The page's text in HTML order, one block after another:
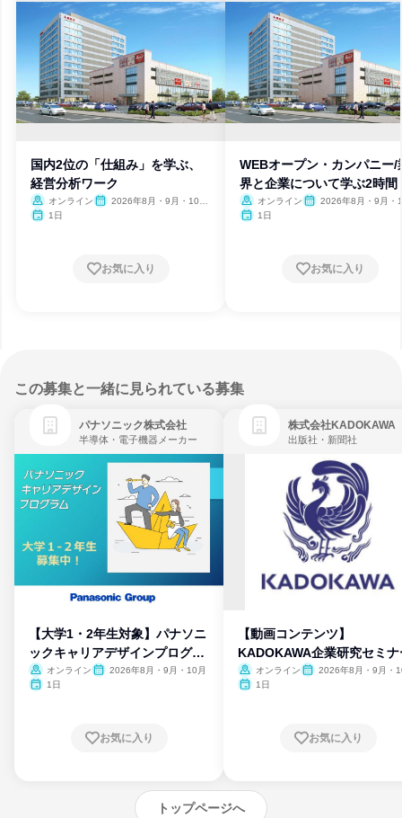
国内2位の「仕組み」を学ぶ、
経営分析ワーク
オンライン
2026年8月・9月・10
1日
お気に入り
WEBオープン・カンパニー/
界と企業について学ぶ2時間
オンライン
2026年8月・9月・
1日
お気に入り
この募集と一緒に見られている募集
パナソニック株式会社
半導体・電子機器メーカー
【大学1・2年生対象】パナソニ
ックキャリアデザインプログラ
ム
オンライン
2026年8月・9月・10月
1日
お気に入り
株式会社KADOKAWA
出版社・新聞社
【動画コンテンツ】
KADOKAWA企業研究セミナ
オンライン
2026年8月・9月・
1日
お気に入り
トップページへ